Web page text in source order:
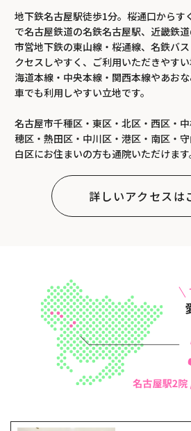
地下鉄名古屋駅徒歩1分。桜通口からす
で名古屋鉄道の名鉄名古屋駅、近畿鉄
市営地下鉄の東山線・桜通線、名鉄バ
クセスしやすく、ご利用いただきやす
海道本線・中央本線・関西本線やあお
車でも利用しやすい立地です。
名古屋市千種区・東区・北区・西区・
穂区・熱田区・中川区・港区・南区・
白区にお住まいの方も通院いただけます
詳しいアクセスは